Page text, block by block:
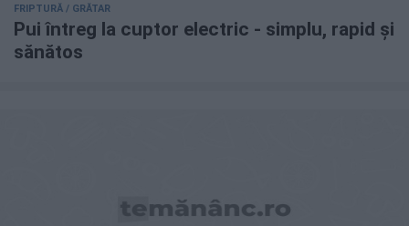
FRIPTURĂ / GRĂTAR
Pui întreg la cuptor electric - simplu, rapid și
sănătos